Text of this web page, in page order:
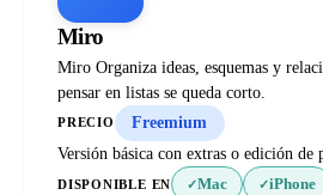
Miro
Miro Organiza ideas, esquemas y
pensar en listas se queda corto.
PRECIO
Freemium
Versión básica con extras o edición de
DISPONIBLE EN ✓Mac ✓iPhone